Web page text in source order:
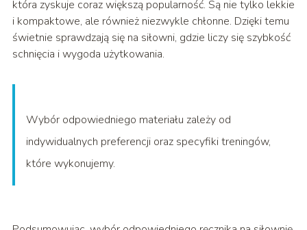
która zyskuje coraz większą popularność. Są nie tylko lekkie
i kompaktowe, ale również niezwykle chłonne. Dzięki temu
świetnie sprawdzają się na siłowni, gdzie liczy się szybkość
schnięcia i wygoda użytkowania.
Wybór odpowiedniego materiału zależy od
indywidualnych preferencji oraz specyfiki treningów,
które wykonujemy.